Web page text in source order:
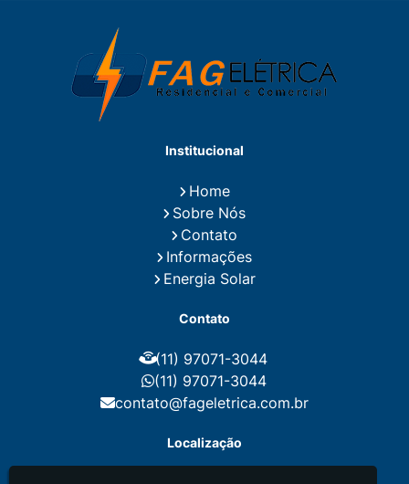
Eletricista Residencial
Eletricista Residencial E Predial
Eletricistas de Manutenção
Empresa de Instalações Elétricas
Empresa de Manutenção Eletrica
Empresa de Prestação de Serviços Eletricos
Fiação para Instalação Eletrica Residencial
Instalação de Energia Solar Residencial Preço
Instalação de Painel Solar
Instalação de Placa Solar
Instalação de Sistema Fotovoltaico
Instalação E Manutenção Elétrica
Instalação Elétrica Comercial
Instalação Elétrica Residencial Simples
Instalações Elétricas Prediais
Instalações Elétricas Residenciais
Instalador de Energia Solar
Instalador de Placa Solar
Instalador Fotovoltaico
Instalar Energia Solar
Manutenção de Instalações Elétricas
Institucional
Home
Sobre Nós
Contato
Informações
Energia Solar
Contato
(11) 97071-3044
(11) 97071-3044
contato@fageletrica.com.br
Localização